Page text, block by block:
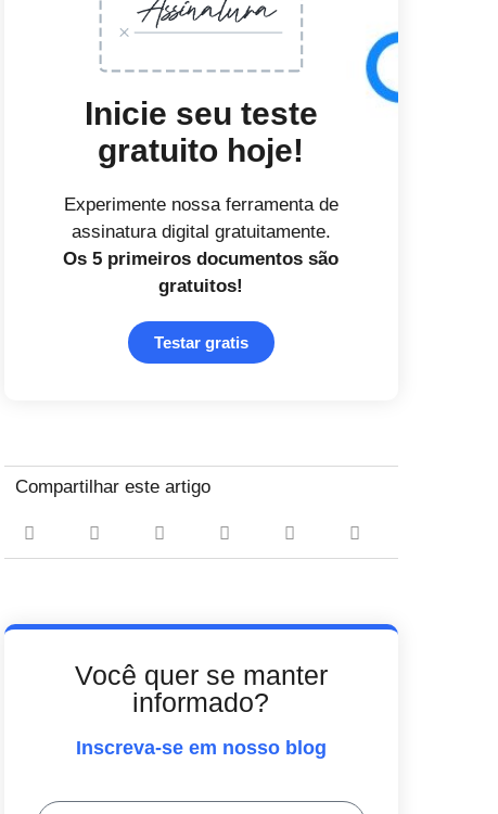
Inicie seu teste
gratuito hoje!
Experimente nossa ferramenta de
assinatura digital gratuitamente.
Os 5 primeiros documentos são
gratuitos!
Testar gratis
Compartilhar este artigo
Você quer se manter
informado?
Inscreva-se em nosso blog